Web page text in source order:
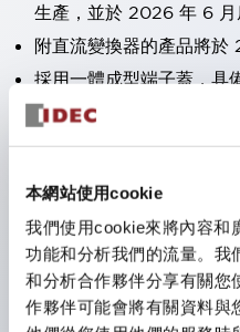
本網站使用cookie
我們使用cookie來將內容和
功能和分析我們的流量。我
和分析合作夥伴分享有關您
作夥伴可能會將有關資料與
生產，並於 2026 年 6 月
附直流變換器的產品將於
採用一體成型端子蓋，具
接點部採用自清潔滾動接
防護結構可防止水或油從
鈕開關為 IP40）。
三種功能集結於一顆開關
完整支援全球各地需求的
一顆 LED 燈泡即可呈現